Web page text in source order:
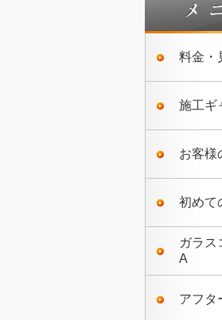
料金・
施工ギ
お客様
初めて
ガラス
A
アフタ